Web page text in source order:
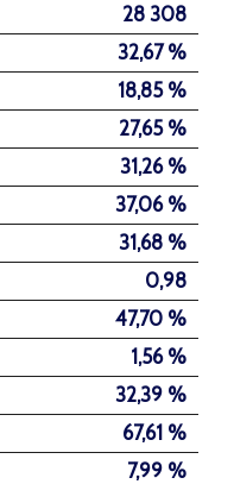
28 308
32,67 %
18,85 %
27,65 %
31,26 %
37,06 %
31,68 %
0,98
47,70 %
1,56 %
32,39 %
67,61 %
7,99 %